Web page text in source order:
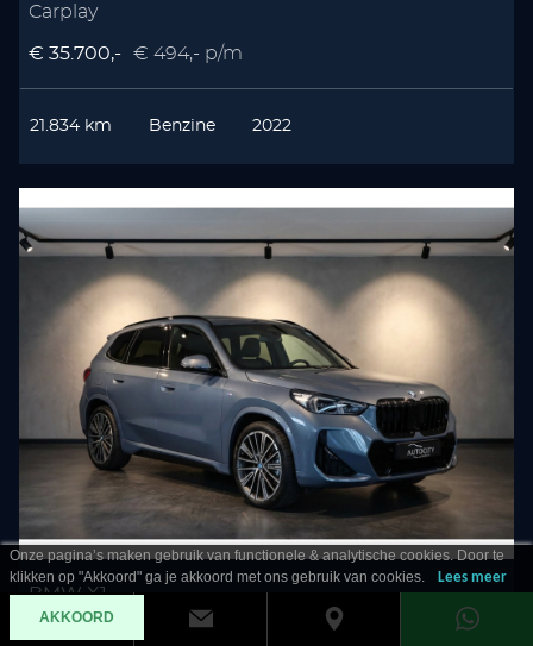
Carplay
€ 35.700,- € 494,- p/m
21.834 km Benzine 2022
BMW X1
23 i xDrive M Sport Leder l Panorama l Harman l
Onze pagina’s maken gebruik van functionele & analytische cookies. Door te
klikken op "Akkoord" ga je akkoord met ons gebruik van cookies.
Lees meer
AKKOORD